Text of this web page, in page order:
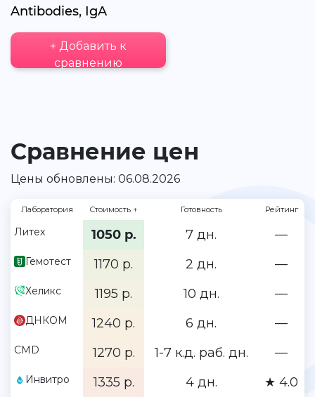
Antibodies, IgA
+ Добавить к
сравнению
Сравнение цен
Цены обновлены: 06.08.2026
Лаборатория Стоимость ↑ Готовность Рейтинг
Литех 1050 р. 7 дн. —
Гемотест 1170 р. 2 дн. —
Хеликс 1195 р. 10 дн. —
ДНКОМ 1240 р. 6 дн. —
CMD 1270 р. 1-7 к.д. раб. дн. —
Инвитро 1335 р. 4 дн. ★ 4.0